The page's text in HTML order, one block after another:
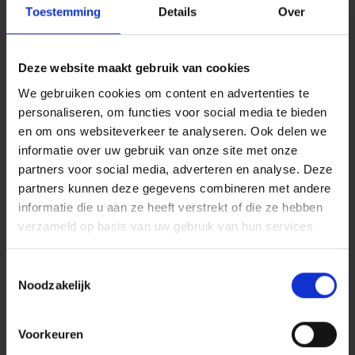
Toestemming Details Over
Deze website maakt gebruik van cookies
We gebruiken cookies om content en advertenties te
personaliseren, om functies voor social media te bieden
en om ons websiteverkeer te analyseren. Ook delen we
informatie over uw gebruik van onze site met onze
partners voor social media, adverteren en analyse. Deze
partners kunnen deze gegevens combineren met andere
informatie die u aan ze heeft verstrekt of die ze hebben
verzameld op basis van uw gebruik van hun services.
Noodzakelijk
Voorkeuren
Bekijk alle zaken
Publicaties
Artikel
Corporate & Commercial Litigation
antispeculatiebeding!